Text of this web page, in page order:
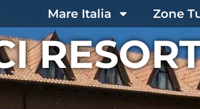
Mare Italia Zone